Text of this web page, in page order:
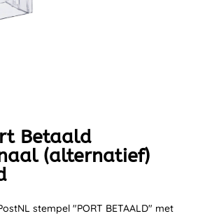
Betaald
(alternatief)
stempel "PORT BETAALD" met